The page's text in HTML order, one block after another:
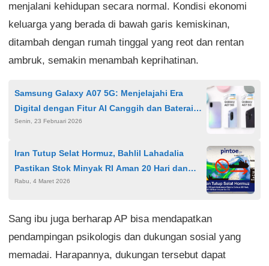
menjalani kehidupan secara normal. Kondisi ekonomi
keluarga yang berada di bawah garis kemiskinan,
ditambah dengan rumah tinggal yang reot dan rentan
ambruk, semakin menambah keprihatinan.
Samsung Galaxy A07 5G: Menjelajahi Era
Digital dengan Fitur AI Canggih dan Baterai
Jumbo Harga Terjangkau
Senin, 23 Februari 2026
Iran Tutup Selat Hormuz, Bahlil Lahadalia
Pastikan Stok Minyak RI Aman 20 Hari dan
Alihkan Impor ke AS
Rabu, 4 Maret 2026
Sang ibu juga berharap AP bisa mendapatkan
pendampingan psikologis dan dukungan sosial yang
memadai. Harapannya, dukungan tersebut dapat